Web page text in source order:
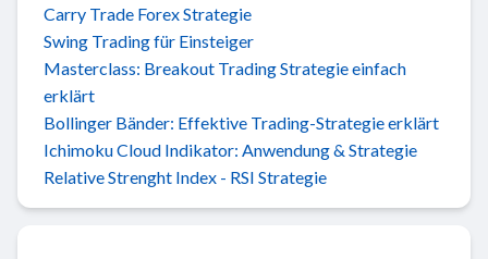
Carry Trade Forex Strategie
Swing Trading für Einsteiger
Masterclass: Breakout Trading Strategie einfach
erklärt
Bollinger Bänder: Effektive Trading-Strategie erklärt
Ichimoku Cloud Indikator: Anwendung & Strategie
Relative Strenght Index - RSI Strategie